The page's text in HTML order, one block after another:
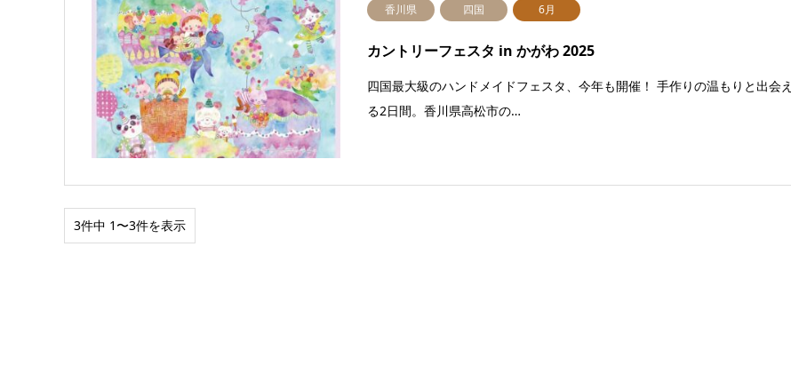
香川県 四国 6月
カントリーフェスタ in かがわ 2025
四国最大級のハンドメイドフェスタ、今年も開催！ 手作りの温もりと出会え
る2日間。香川県高松市の…
3件中 1〜3件を表示